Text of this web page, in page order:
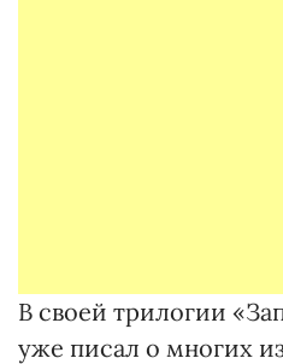
В своей трилогии
уже писал о многих